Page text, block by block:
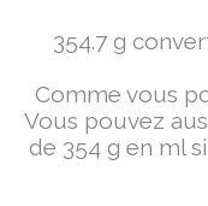
354.7 g
Comme vous
Vous pouvez
de 354 g en ml